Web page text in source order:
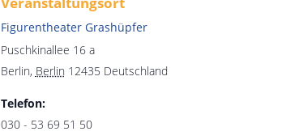
Figurentheater Grashüpfer
Puschkinallee 16 a
Berlin, Berlin 12435 Deutschland
Telefon:
030 - 53 69 51 50